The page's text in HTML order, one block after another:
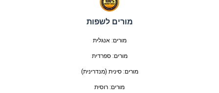
מורים לשפות
מורים: אנגלית
מורים: ספרדית
מורים: סינית (מנדרינית)
מורים: רוסית